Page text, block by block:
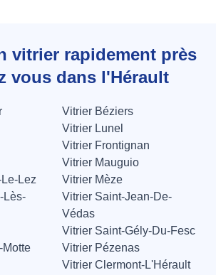
vitrier rapidement près
vous dans l'Hérault
Vitrier Béziers
Vitrier Lunel
Vitrier Frontignan
Vitrier Mauguio
Lez
Vitrier Mèze
Lès-
Vitrier Saint-Jean-De-
Védas
Vitrier Saint-Gély-Du-Fesc
Motte
Vitrier Pézenas
Vitrier Clermont-L'Hérault